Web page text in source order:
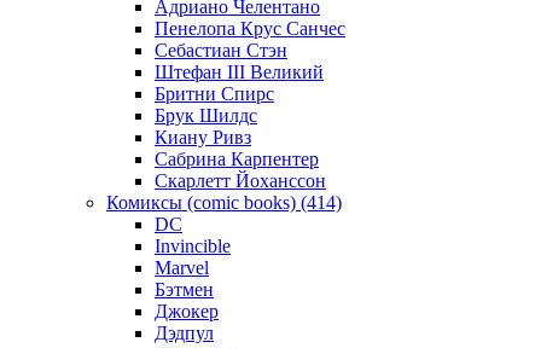
Адриано Челентано
Пенелопа Крус Санчес
Себастиан Стэн
Штефан III Великий
Бритни Спирс
Брук Шилдс
Киану Ривз
Сабрина Карпентер
Скарлетт Йоханссон
Комиксы (comic books) (414)
DC
Invincible
Marvel
Бэтмен
Джокер
Дэдпул